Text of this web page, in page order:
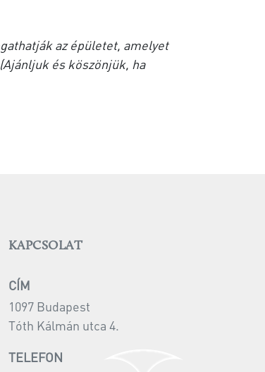
az épületet, amelyet
és köszönjük, ha
KAPCSOLAT
CÍM
1097 Budapest
Tóth Kálmán utca 4.
TELEFON